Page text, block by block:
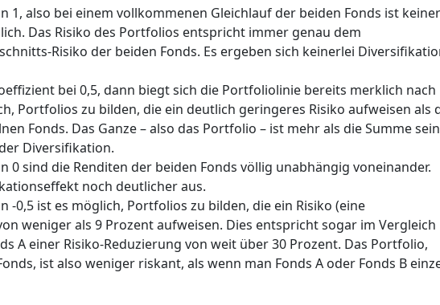
1, also bei einem vollkommenen Gleichlauf der beiden Fonds ist
Das Risiko des Portfolios entspricht immer genau dem
Risiko der beiden Fonds. Es ergeben sich keinerlei
bei 0,5, dann biegt sich die Portfoliolinie bereits merklich nach
Portfolios zu bilden, die ein deutlich geringeres Risiko aufweisen als
Fonds. Das Ganze – also das Portfolio – ist mehr als die Summe
Diversifikation.
0 sind die Renditen der beiden Fonds völlig unabhängig voneinander.
noch deutlicher aus.
-0,5 ist es möglich, Portfolios zu bilden, die ein Risiko (eine
weniger als 9 Prozent aufweisen. Dies entspricht sogar im Vergleich
A einer Risiko-Reduzierung von weit über 30 Prozent. Das Portfolio,
ist also weniger riskant, als wenn man Fonds A oder Fonds B